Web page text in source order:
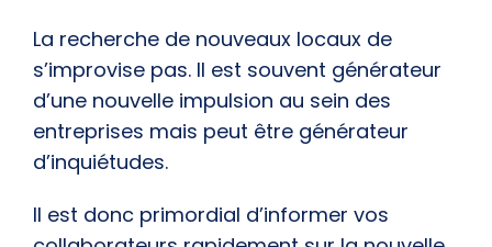
La recherche de nouveaux locaux de
s’improvise pas. Il est souvent générateur
d’une nouvelle impulsion au sein des
entreprises mais peut être générateur
d’inquiétudes.
Il est donc primordial d’informer vos